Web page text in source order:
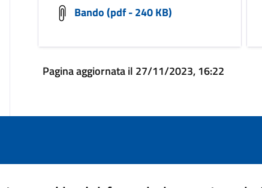
Bando (pdf - 240 KB)
Pagina aggiornata il 27/11/2023, 16:22